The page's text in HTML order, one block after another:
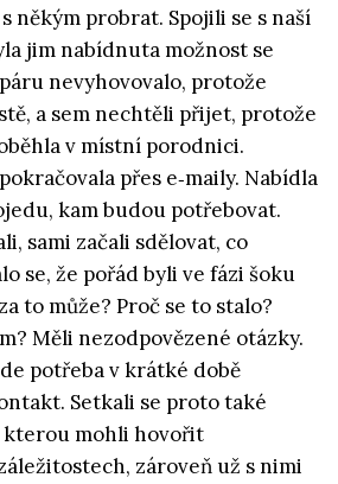
někým probrat. Spojili se s naší
jim nabídnuta možnost se
nevyhovovalo, protože
a sem nechtěli přijet, protože
v místní porodnici.
přes e‑maily. Nabídla
kam budou potřebovat.
sami začali sdělovat, co
se, že pořád byli ve fázi šoku
to může? Proč se to stalo?
Měli nezodpovězené otázky.
potřeba v krátké době
Setkali se proto také
kterou mohli hovořit
zároveň už s nimi